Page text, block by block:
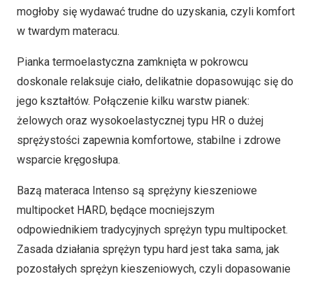
mogłoby się wydawać trudne do uzyskania, czyli komfort
w twardym materacu.
Pianka termoelastyczna zamknięta w pokrowcu
doskonale relaksuje ciało, delikatnie dopasowując się do
jego kształtów. Połączenie kilku warstw pianek:
żelowych oraz wysokoelastycznej typu HR o dużej
sprężystości zapewnia komfortowe, stabilne i zdrowe
wsparcie kręgosłupa.
Bazą materaca Intenso są sprężyny kieszeniowe
multipocket HARD, będące mocniejszym
odpowiednikiem tradycyjnych sprężyn typu multipocket.
Zasada działania sprężyn typu hard jest taka sama, jak
pozostałych sprężyn kieszeniowych, czyli dopasowanie